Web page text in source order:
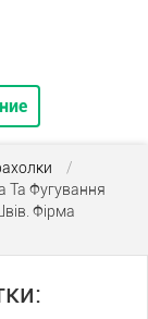
/
Та Фугування
Фірма